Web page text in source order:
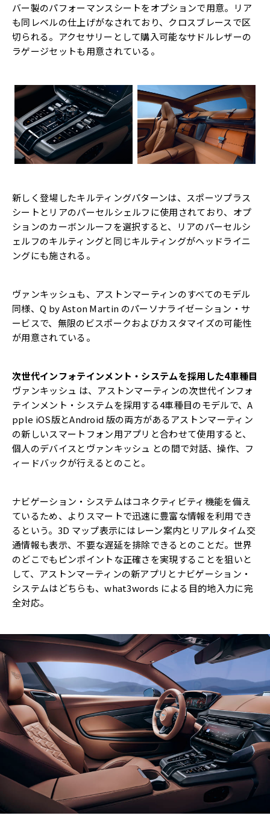
バー製のパフォーマンスシートをオプションで用意。リア
も同レベルの仕上げがなされており、クロスブレースで区
切られる。アクセサリーとして購入可能なサドルレザーの
ラゲージセットも用意されている。
新しく登場したキルティングパターンは、スポーツプラス
シートとリアのパーセルシェルフに使用されており、オプ
ションのカーボンルーフを選択すると、リアのパーセルシ
ェルフのキルティングと同じキルティングがヘッドライニ
ングにも施される。
ヴァンキッシュも、アストンマーティンのすべてのモデル
同様、Q by Aston Martin のパーソナライゼーション・サ
ービスで、無限のビスポークおよびカスタマイズの可能性
が用意されている。
次世代インフォテインメント・システムを採用した4車種目
ヴァンキッシュ は、アストンマーティンの次世代インフォ
テインメント・システムを採用する4車種目のモデルで、A
pple iOS版とAndroid 版の両方があるアストンマーティン
の新しいスマートフォン用アプリと合わせて使用すると、
個人のデバイスとヴァンキッシュ との間で対話、操作、フ
ィードバックが行えるとのこと。
ナビゲーション・システムはコネクティビティ機能を備え
ているため、よりスマートで迅速に豊富な情報を利用でき
るという。3D マップ表示にはレーン案内とリアルタイム交
通情報も表示、不要な遅延を排除できるとのことだ。世界
のどこでもピンポイントな正確さを実現することを狙いと
して、アストンマーティンの新アプリとナビゲーション・
システムはどちらも、what3words による目的地入力に完
全対応。